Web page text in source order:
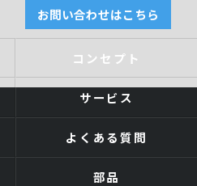
お問い合わせはこちら
コンセプト
サービス
よくある質問
部品